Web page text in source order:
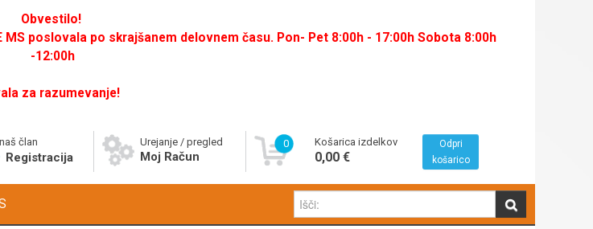
Obvestilo!
poslovala po skrajšanem delovnem času. Pon- Pet 8:00h - 17:00h Sobota 8:00h
-12:00h
za razumevanje!
član
Registracija
Urejanje / pregled
Moj Račun
0 Košarica izdelkov
0,00 €
Odpri
košarico